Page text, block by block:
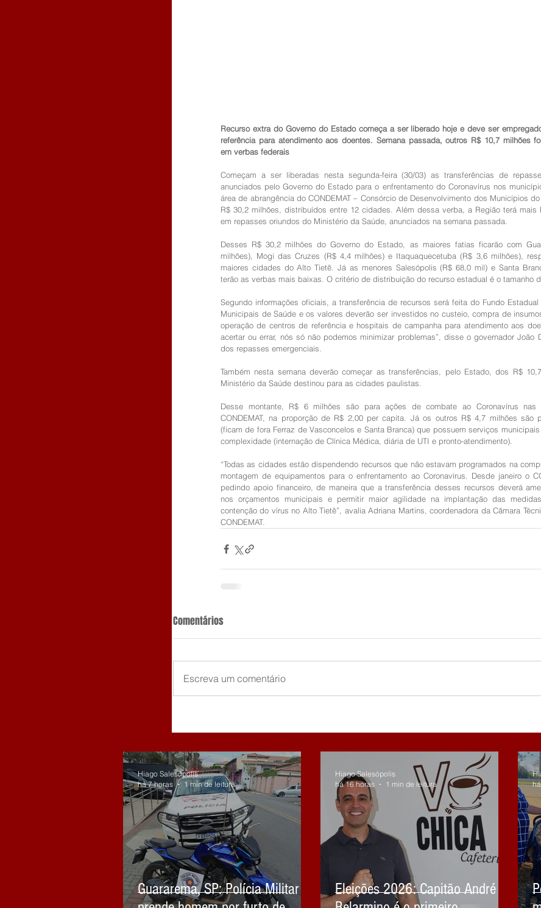
Recurso extra do Governo do Estado começa a ser liberado hoje e deve ser
referência para atendimento aos doentes. Semana passada, outros R$ 10,7 milhões
em verbas federais
Começam a ser liberadas nesta segunda-feira (30/03) as transferências de
anunciados pelo Governo do Estado para o enfrentamento do Coronavírus nos
área de abrangência do CONDEMAT – Consórcio de Desenvolvimento dos Municípios
R$ 30,2 milhões, distribuídos entre 12 cidades. Além dessa verba, a Região terá mais
em repasses oriundos do Ministério da Saúde, anunciados na semana passada.
Desses R$ 30,2 milhões do Governo do Estado, as maiores fatias ficarão com
milhões), Mogi das Cruzes (R$ 4,4 milhões) e Itaquaquecetuba (R$ 3,6 milhões),
maiores cidades do Alto Tietê. Já as menores Salesópolis (R$ 68,0 mil) e Santa
terão as verbas mais baixas. O critério de distribuição do recurso estadual é o tamanho
Segundo informações oficiais, a transferência de recursos será feita do Fundo
Municipais de Saúde e os valores deverão ser investidos no custeio, compra de
operação de centros de referência e hospitais de campanha para atendimento aos
acertar ou errar, nós só não podemos minimizar problemas”, disse o governador João
dos repasses emergenciais.
Também nesta semana deverão começar as transferências, pelo Estado, dos R$
Ministério da Saúde destinou para as cidades paulistas.
Desse montante, R$ 6 milhões são para ações de combate ao Coronavírus
CONDEMAT, na proporção de R$ 2,00 per capita. Já os outros R$ 4,7 milhões são
(ficam de fora Ferraz de Vasconcelos e Santa Branca) que possuem serviços
complexidade (internação de Clínica Médica, diária de UTI e pronto-atendimento).
“Todas as cidades estão dispendendo recursos que não estavam programados na
montagem de equipamentos para o enfrentamento ao Coronavírus. Desde janeiro o
pedindo apoio financeiro, de maneira que a transferência desses recursos deverá
nos orçamentos municipais e permitir maior agilidade na implantação das
contenção do vírus no Alto Tietê”, avalia Adriana Martins, coordenadora da Câmara
CONDEMAT.
Comentários
Escreva um comentário
Guararema, SP: Polícia Militar
Hiago Salesópolis
há 7 horas
1 min de leitura
Eleições 2026: Capitão André
Hiago Salesópolis
há 16 horas
1 min de leitura